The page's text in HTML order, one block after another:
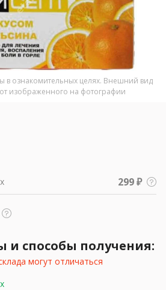
в ознакомительных целях. Внешний вид
изображенного на фотографии
299 ₽
и способы получения:
могут отличаться